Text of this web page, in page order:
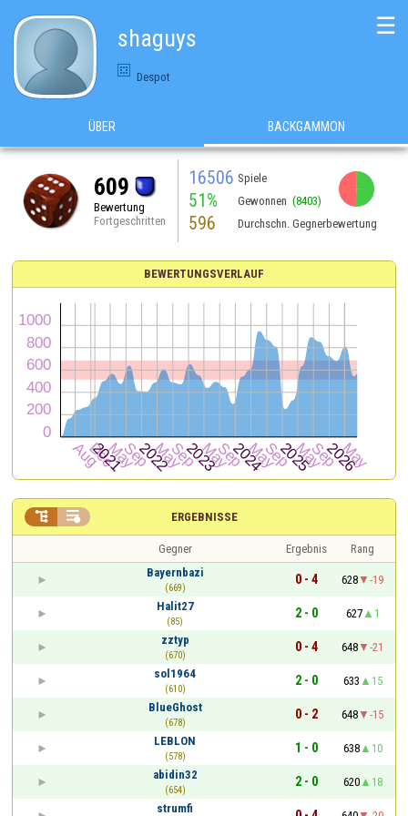
shaguys
Despot
☰
ÜBER BACKGAMMON
609
Bewertung
Fortgeschritten
16506 Spiele
51% Gewonnen (8403)
596 Durchschn. Gegnerbewertung
BEWERTUNGSVERLAUF
ERGEBNISSE
 
Gegner Ergebnis
Rang
Bayernbazi
(669)
0 - 4 628
-19
Halit27
(85)
2 - 0 627
1
zztyp
(670)
0 - 4 648
-21
sol1964
(610)
2 - 0 633
15
BlueGhost
(678)
0 - 2 648
-15
LEBLON
(578)
1 - 0 638
10
abidin32
(654)
2 - 0 620
18
strumfi